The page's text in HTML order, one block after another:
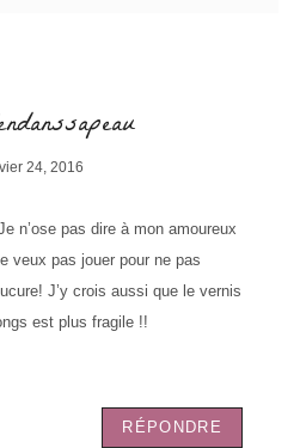
24, 2016
n’ose pas dire à mon amoureux
veux pas jouer pour ne pas
J’y crois aussi que le vernis
est plus fragile !!
RÉPONDRE